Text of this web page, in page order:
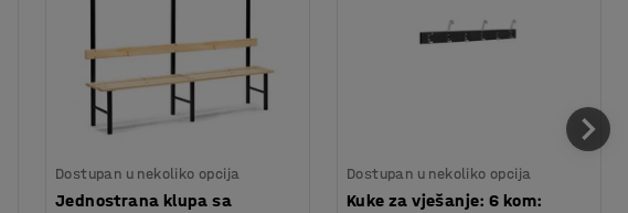
Dostupan u nekoliko opcija
Jednostrana klupa sa
Dostupan u nekoliko opcija
Kuke za vješanje: 6 kom: